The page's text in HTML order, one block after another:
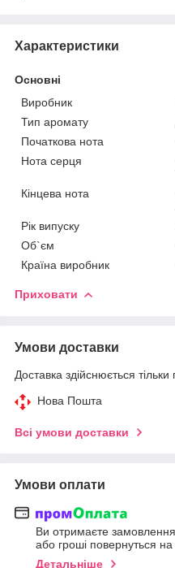
Характеристики
Основні
Виробник
Тип аромату
Початкова нота
Нота серця
Кінцева нота
Рік випуску
Об`єм
Країна виробник
Приховати
Умови доставки
Доставка здійснюється тільки
Нова Пошта
Всі умови доставки
Умови оплати
Ви отримаєте замовлення
або гроші повернуться
Детальніше